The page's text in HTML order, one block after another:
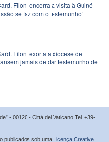
Filoni encerra a visita à Guiné
se faz com o testemunho”
Filoni exorta a diocese de
jamais de dar testemunho de
- 00120 - Città del Vaticano Tel. +39-
publicados sob uma Licença Creative